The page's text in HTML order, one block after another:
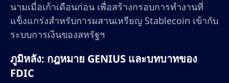
นามเมื่อเก้าเดือนก่อน เพื่อสร้างกรอบการทำงานที่
แข็งแกร่งสำหรับการผสานเหรียญ Stablecoin เข้ากับ
ระบบการเงินของสหรัฐฯ
ภูมิหลัง: กฎหมาย GENIUS และบทบาทของ
FDIC